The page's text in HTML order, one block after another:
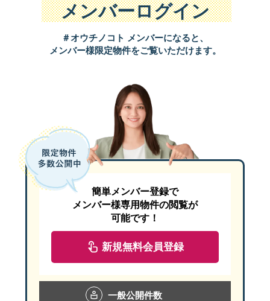
メンバーログイン
＃オウチノコト メンバーになると、
メンバー様限定物件をご覧いただけます。
簡単メンバー登録で
メンバー様専用物件の閲覧が
可能です！
新規無料会員登録
一般公開件数